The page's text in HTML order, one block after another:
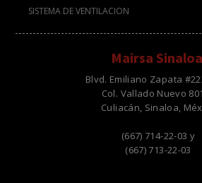
SISTEMA DE VENTILACION
Mairsa
Blvd. Emiliano Zapata
Col. Vallado Nuevo
Culiacán, Sinaloa,
(667) 714-22-03 y
(667) 713-22-03